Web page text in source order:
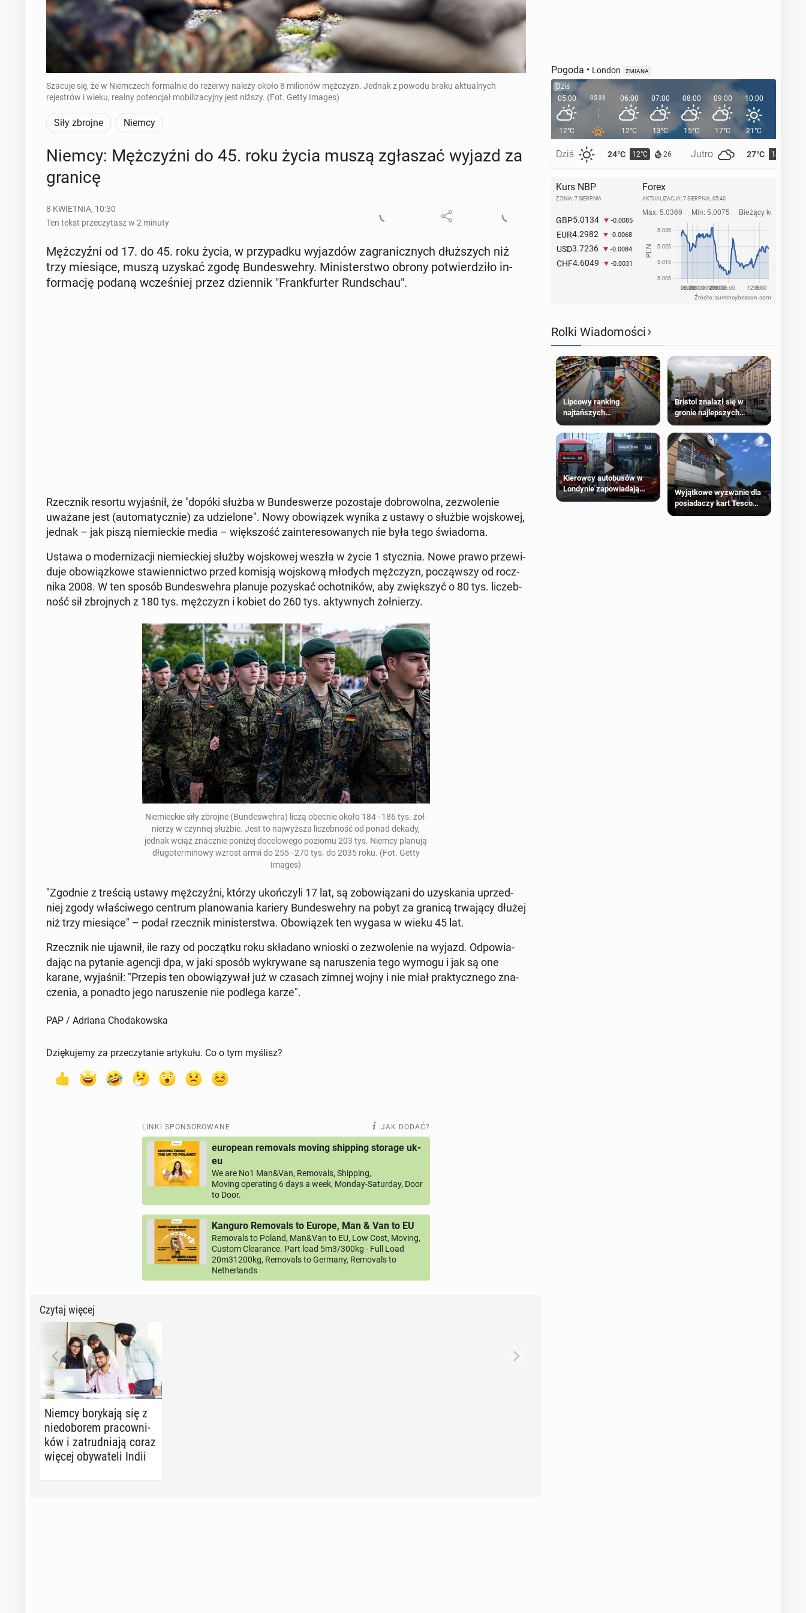
Szacuje się, że w Niemczech formalnie do rezerwy należy około 8 milionów mężczyzn. Jednak z powodu braku aktualnych
rejestrów i wieku, realny potencjał mobilizacyjny jest niższy. (Fot. Getty Images)
Siły zbrojne Niemcy
Niemcy: Męż­czyź­ni do 45. roku życia muszą zgła­szać wyjazd za
granicę
8 KWIETNIA, 10:30
Ten tekst przeczytasz w 2 minuty
Męż­czyź­ni od 17. do 45. roku życia, w przy­pad­ku wy­jaz­dów za­gra­nicz­nych dłuż­szych niż
trzy mie­sią­ce, muszą uzyskać zgodę Bun­de­sweh­ry. Mi­ni­ster­stwo obrony po­twier­dzi­ło in­
for­ma­cję podaną wcze­śniej przez dzien­nik "Frank­fur­ter Rund­schau".
Rzecz­nik resortu wy­ja­śnił, że "dopóki służba w Bun­de­swe­rze po­zo­sta­je do­bro­wol­na, ze­zwo­le­nie
uważane jest (au­to­ma­tycz­nie) za udzie­lo­ne". Nowy obo­wią­zek wynika z ustawy o służbie woj­sko­wej,
jednak – jak piszą nie­miec­kie media – więk­szość za­in­te­re­so­wa­nych nie była tego świa­do­ma.
Ustawa o mo­der­ni­za­cji nie­miec­kiej służby woj­sko­wej weszła w życie 1 stycz­nia. Nowe prawo prze­wi­
du­je obo­wiąz­ko­we sta­wien­nic­two przed komisją woj­sko­wą młodych męż­czyzn, po­cząw­szy od rocz­
ni­ka 2008. W ten sposób Bun­de­sweh­ra planuje po­zy­skać ochot­ni­ków, aby zwięk­szyć o 80 tys. li­czeb­
ność sił zbroj­nych z 180 tys. męż­czyzn i kobiet do 260 tys. ak­tyw­nych żoł­nie­rzy.
Nie­miec­kie siły zbrojne (Bun­de­sweh­ra) liczą obecnie około 184–186 tys. żoł­
nie­rzy w czynnej służbie. Jest to naj­wyż­sza li­czeb­ność od ponad dekady,
jednak wciąż znacz­nie poniżej do­ce­lo­we­go poziomu 203 tys. Niemcy planują
dłu­go­ter­mi­no­wy wzrost armii do 255–270 tys. do 2035 roku. (Fot. Getty
Images)
"Zgodnie z treścią ustawy męż­czyź­ni, którzy ukoń­czy­li 17 lat, są zo­bo­wią­za­ni do uzy­ska­nia uprzed­
niej zgody wła­ści­we­go centrum pla­no­wa­nia kariery Bun­de­sweh­ry na pobyt za granicą trwa­ją­cy dłużej
niż trzy mie­sią­ce" – podał rzecz­nik mi­ni­ster­stwa. Obo­wią­zek ten wygasa w wieku 45 lat.
Rzecz­nik nie ujawnił, ile razy od po­cząt­ku roku skła­da­no wnioski o ze­zwo­le­nie na wyjazd. Od­po­wia­
da­jąc na pytanie agencji dpa, w jaki sposób wy­kry­wa­ne są na­ru­sze­nia tego wymogu i jak są one
karane, wy­ja­śnił: "Przepis ten obo­wią­zy­wał już w czasach zimnej wojny i nie miał prak­tycz­ne­go zna­
cze­nia, a ponadto jego na­ru­sze­nie nie podlega karze".
PAP / Adriana Chodakowska
Dziękujemy za przeczytanie artykułu. Co o tym myślisz?
LINKI SPONSOROWANE JAK DODAĆ?
european removals moving shipping storage uk-
eu
We are No1 Man&Van, Removals, Shipping,
Moving operating 6 days a week, Monday-Saturday, Door
to Door.
Kanguro Removals to Europe, Man & Van to EU
Removals to Poland, Man&Van to EU, Low Cost, Moving,
Custom Clearance. Part load 5m3/300kg - Full Load
20m31200kg, Removals to Germany, Removals to
Netherlands
Czytaj więcej
Niemcy bo­ry­ka­ją się z
nie­do­bo­rem pra­cow­ni­
ków i za­trud­nia­ją coraz
więcej oby­wa­te­li Indii
Pogoda • London ZMIANA
Dziś
05:00
12°C
Dziś 24°C 12°C 26 Jutro 27°C 14°C
05:33 06:00
12°C
07:00
13°C
08:00
15°C
09:00
17°C
10:00
21°C
Kurs NBP
Z DNIA: 7 SIERPNIA
GBP5.0134 -0.0085
EUR4.2982 -0.0068
USD3.7236 -0.0084
CHF4.6049 -0.0031
Forex
AKTUALIZACJA: 7 SIERPNIA, 05:40
Źródło: currencybeacon.com
Rolki Wiadomości›
Lipcowy ranking
najtańszych
supermarketów
Bristol znalazł się w
gronie najlepszych
kierunków podróży na
świecie
Kierowcy autobusów w
Londynie zapowiadają
strajki
Wyjątkowe wyzwanie dla
posiadaczy kart Tesco
Clubcard!